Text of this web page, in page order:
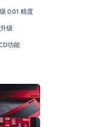
0.01 精度
级
功能